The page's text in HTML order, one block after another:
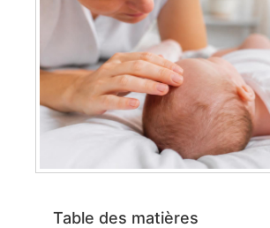
Table des matières